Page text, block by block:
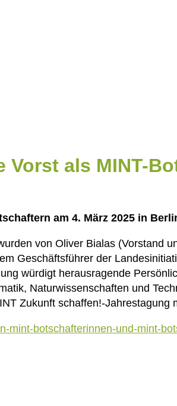
als MINT-
am 4. März 2025 in
von Oliver Bialas (Vorstand
Geschäftsführer der
würdigt herausragende
Naturwissenschaften und
Zukunft schaffen!-Jahrestagung
mint-botschafterinnen-und-mint-